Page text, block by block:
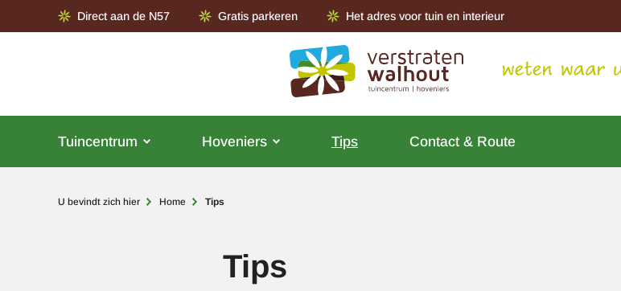
Direct aan de N57 Gratis parkeren Het adres voor tuin en interieur
Tuincentrum Hoveniers Tips Contact & Route
Kruimelpad
U bevindt zich hier Home Tips
Tips